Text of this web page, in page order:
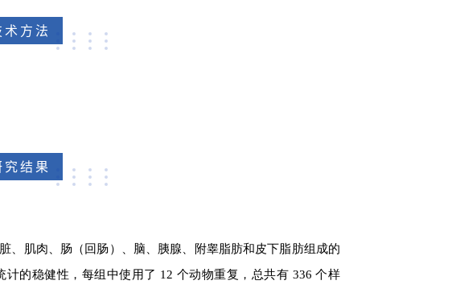
术方法
究结果
、肌肉、肠（回肠）、脑、胰腺、附睾脂肪和皮下脂肪组成的
的稳健性，每组中使用了 12 个动物重复，总共有 336 个样